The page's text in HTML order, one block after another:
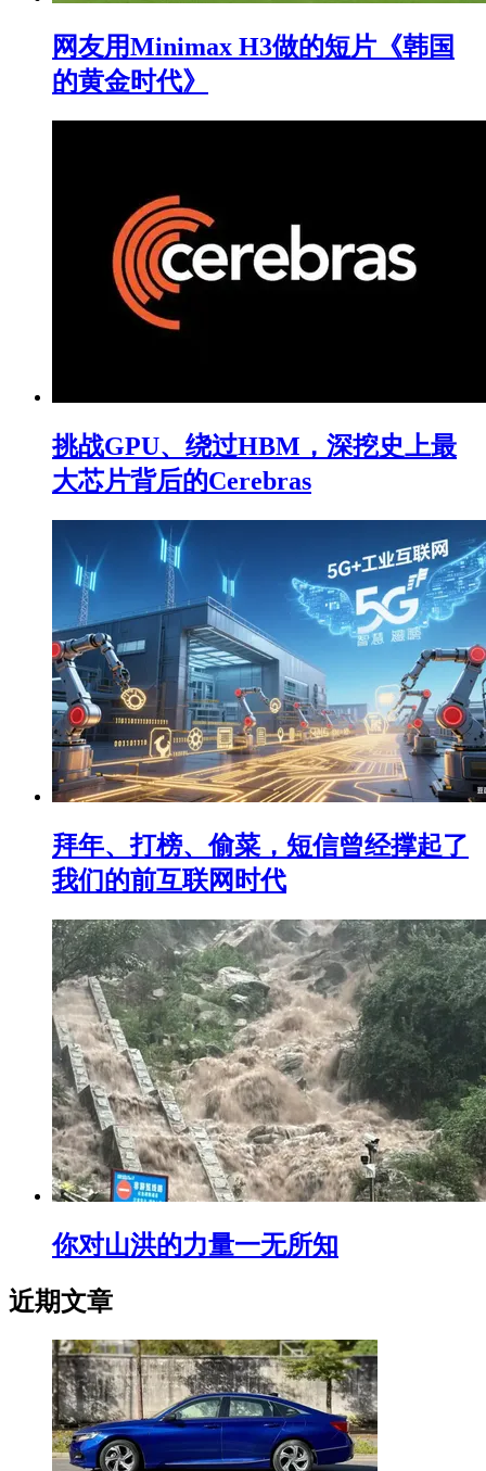
网友用Minimax H3做的短片《韩国
的黄金时代》
挑战GPU、绕过HBM，深挖史上最
大芯片背后的Cerebras
拜年、打榜、偷菜，短信曾经撑起了
我们的前互联网时代
你对山洪的力量一无所知
近期文章